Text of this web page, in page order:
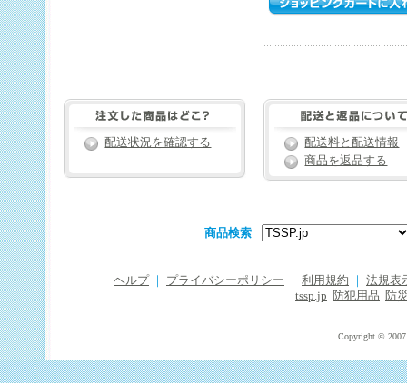
配送状況を確認する
配送料と配送情報
商品を返品する
商品検索
ヘルプ プライバシーポリシー 利用規約
法規表
tssp.jp
防犯用品 防
Copyright © 2007